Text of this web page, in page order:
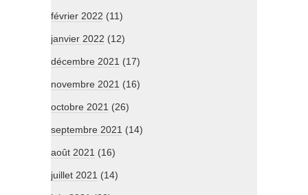
février 2022 (11)
janvier 2022 (12)
décembre 2021 (17)
novembre 2021 (16)
octobre 2021 (26)
septembre 2021 (14)
août 2021 (16)
juillet 2021 (14)